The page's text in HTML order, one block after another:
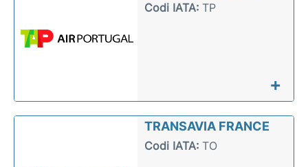
Codi IATA:TP
+
TRANSAVIA FRANCE
Codi IATA:TO